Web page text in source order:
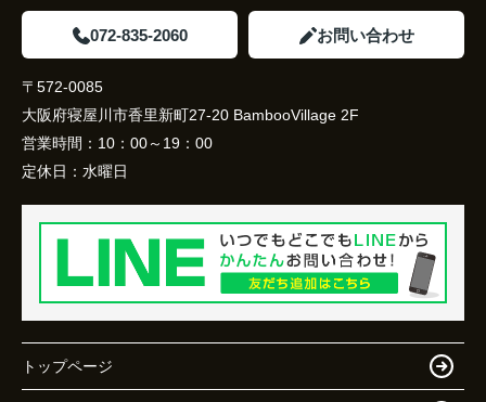
072-835-2060 お問い合わせ
〒572-0085
大阪府寝屋川市香里新町27-20 BambooVillage 2F
営業時間： 10：00～19：00
定休日： 水曜日
トップページ